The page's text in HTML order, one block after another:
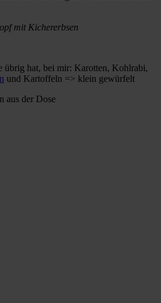
mit Kichererbsen
übrig hat, bei mir: Karotten, Kohlrabi,
und Kartoffeln => klein gewürfelt
aus der Dose